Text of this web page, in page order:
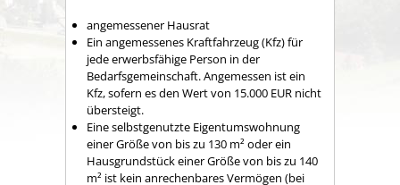
angemessener Hausrat
Ein angemessenes Kraftfahrzeug (Kfz) für
jede erwerbsfähige Person in der
Bedarfsgemeinschaft. Angemessen ist ein
Kfz, sofern es den Wert von 15.000 EUR nicht
übersteigt.
Eine selbstgenutzte Eigentumswohnung
einer Größe von bis zu 130 m² oder ein
Hausgrundstück einer Größe von bis zu 140
m² ist kein anrechenbares Vermögen (bei